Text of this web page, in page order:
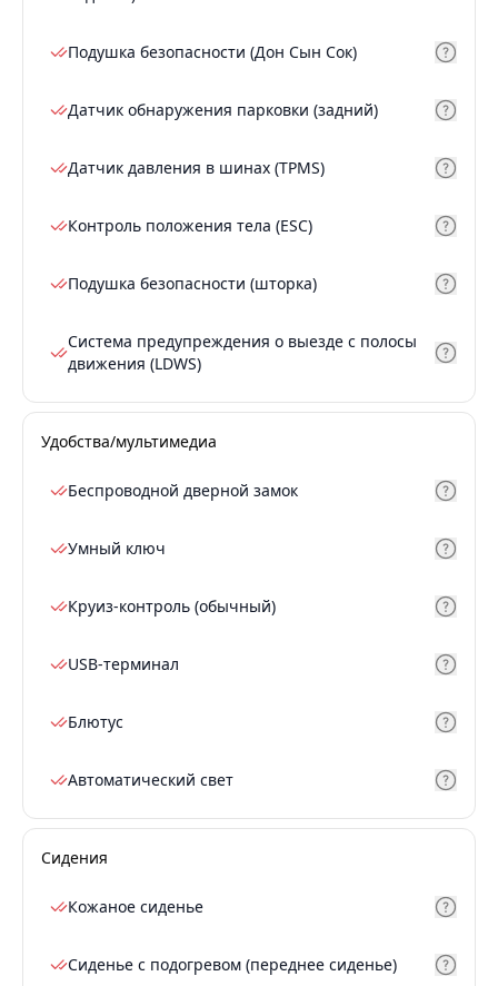
Подушка безопасности (Дон Сын Сок)
Датчик обнаружения парковки (задний)
Датчик давления в шинах (TPMS)
Контроль положения тела (ESC)
Подушка безопасности (шторка)
Система предупреждения о выезде с полосы
движения (LDWS)
Удобства/мультимедиа
Беспроводной дверной замок
Умный ключ
Круиз-контроль (обычный)
USB-терминал
Блютус
Автоматический свет
Сидения
Кожаное сиденье
Сиденье с подогревом (переднее сиденье)